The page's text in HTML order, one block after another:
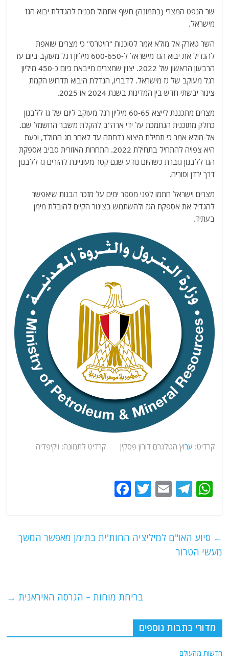
at
s
A
p
p
e
g
ra
m
ai
l
itt
er
c
e
b
o
o
k
שר הנפט המצרי (בתמונה) חשף אתמול תכנית להגדלת יבוא הגז
מישראל.
השר טארק אל מולא אמר לסוכנות "רויטרס" כי מצרים שואפת
להגדיל את יבוא הגז מישראל ל-600-650 מיליון רגל מעוקב ביום עד
הרבעון הראשון של 2022. יצוין שמצרים מייבאת כיום כ-450 מיליון
רגל מעוקב של גז מישראל. לדבריו, הגדלת היבוא תדרוש הקמת
צינור יבשתי חדש בין המדינות בשנת 2024 או 2025.
מצרים מתכננת לייצא 60-65 מיליון רגל מעוקב ליום של גז ללבנון
כחלק מתוכנית הנתמכת על ידי ארה"ב להקלת משבר החשמל שם.
אל-מולא אמר כי תחילת היצוא נדחתה עד לאחר חג המולד, וכעת
היא צפויה להתחיל בתחילת 2022. התחרות האזורית סביב אספקת
הגז ללבנון גוברת כשהיום נודע שגם קטר מעוניינת להזרים גז ללבנון
דרך ירדן וסוריה.
מצרים וישראל חתמו לפני מספר ימים על מזכר הבנות שיאפשר
להגדיל את אספקת הגז ולהשתמש בצינור הקיים להובלת מימן
בעתיד.
קרדיט: ערוץ הטלגרם דורון פסקין קרדיט לתמונה: ויקיפדיה
W
s
A
T
g
E
l
T
er
e
k
← סיוע האו"ם למיליציה החות'ית בתימן מאפשר המשך
מעשי הטרור
בריחת מוחות – הגרסה האיראנית →
מדורי כתבות נוספים
חדשות מהעולם